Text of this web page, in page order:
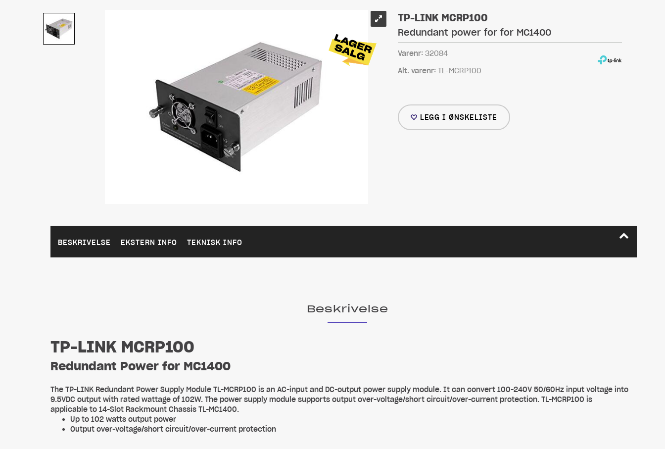
TP-LINK MCRP100
Redundant power for for MC1400
Varenr: 32084
Alt. varenr: TL-MCRP100
LEGG I ØNSKELISTE
BESKRIVELSE EKSTERN INFO TEKNISK INFO
Beskrivelse
TP-LINK MCRP100
Redundant Power for MC1400
The TP-LINK Redundant Power Supply Module TL-MCRP100 is an AC-input and DC-output power supply module. It can convert 100-240V 50/60Hz input voltage into
9.5VDC output with rated wattage of 102W. The power supply module supports output over-voltage/short circuit/over-current protection. TL-MCRP100 is
applicable to 14-Slot Rackmount Chassis TL-MC1400.
Up to 102 watts output power
Output over-voltage/short circuit/over-current protection